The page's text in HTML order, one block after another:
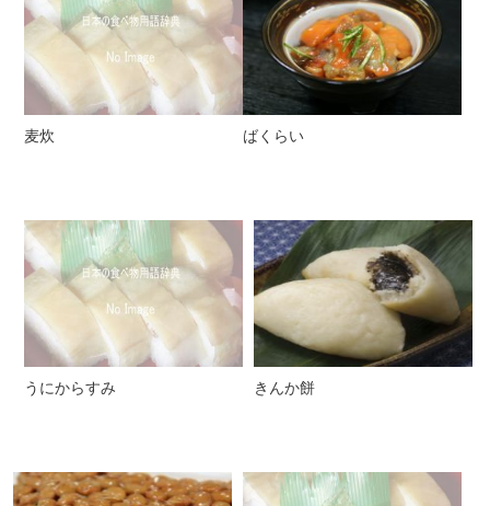
麦炊 ばくらい
うにからすみ きんか餅